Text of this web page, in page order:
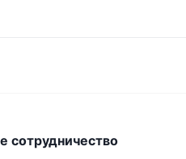
сотрудничество